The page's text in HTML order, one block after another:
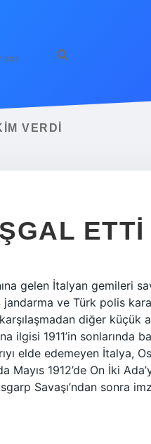
VERDI
ETTI
gelen İtalyan gemileri
ve Türk polis
diğer küçük
ilgisi 1911’in sonlarında
elde edemeyen İtalya,
1912’de On İki
Savaşı’ndan sonra